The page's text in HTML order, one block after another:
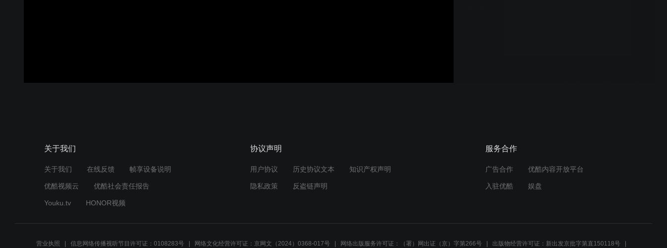
关于我们
关于我们 在线反馈 帧享设备说明
优酷视频云 优酷社会责任报告
Youku.tv HONOR视频
协议声明
用户协议 历史协议文本 知识产权声明
隐私政策 反盗链声明
服务合作
广告合作 优酷内容开放平台
入驻优酷 娱盘
营业执照 信息网络传播视听节目许可证：0108283号 网络文化经营许可证：京网文（2024）0368-017号 网络出版服务许可证：（署）网出证（京）字第266号 出版物经营许可证：新出发京批字第直150118号